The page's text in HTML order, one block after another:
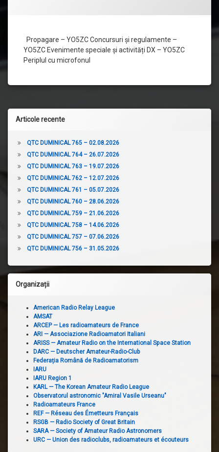
Propagare – YO5ZC Concursuri și regulamente –
YO5ZC Evenimente speciale și activități DX – YO5ZC
Periplul cu microfonul
Articole recente
QTC DUMINICAL 765 – 02.08.2026
QTC DUMINICAL 764 – 26.07.2026
QTC DUMINICAL 763 – 19.07.2026
QTC DUMINICAL 762 – 12.07.2026
QTC DUMINICAL 761 – 05.07.2026
QTC DUMINICAL 760 – 28.06.2026
QTC DUMINICAL 759 – 21.06.2026
QTC DUMINICAL 758 – 14.06.2026
QTC DUMINICAL 757 – 07.06.2026
QTC DUMINICAL 756 – 31.05.2026
Organizații
American Radio Relay League
AMSAT
ARCEP — Les radioamateurs de France
ARI — Associazione Radioamatori Italiani
ARISS — Amateur Radio on the International Space Station
DARC — Deutscher Amateur-Radio-Club
Federația Română de Radioamatorism
IARU
IARU Region 1
KARL — The Korean Amateur Radio League
Observatorul astronomic "Amiral Vasile Urseanu"
Radioamateurs France
REF — Réseau des Émetteurs Français
RSGB — Radio Society of Great Britain
SARA — Society of Amateur Radio Astronomers
URC — Union des radioclubs, radioamateurs et écouteurs